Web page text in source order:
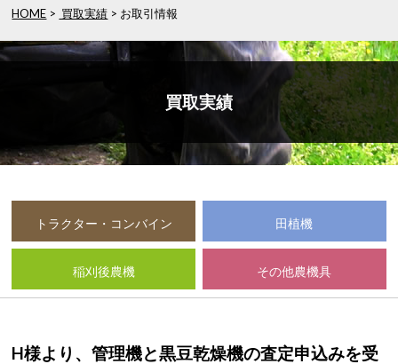
HOME > 買取実績 > お取引情報
買取実績
トラクター・コンバイン 田植機
稲刈後農機 その他農機具
H様より、管理機と黒豆乾燥機の査定申込みを受